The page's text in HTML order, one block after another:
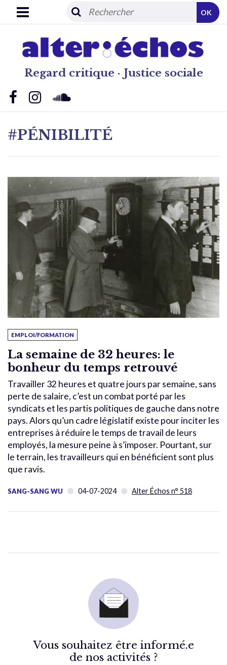
Regard critique · Justice sociale
OK
#PÉNIBILITÉ
EMPLOI/FORMATION
La semaine de 32 heures: le
bonheur du temps retrouvé
Travailler 32 heures et quatre jours par semaine, sans
perte de salaire, c’est un combat porté par les
syndicats et les partis politiques de gauche dans notre
pays. Alors qu’un cadre législatif existe pour inciter les
entreprises à réduire le temps de travail de leurs
employés, la mesure peine à s’imposer. Pourtant, sur
le terrain, les travailleurs qui en bénéficient sont plus
que ravis.
SANG-SANG WU 04-07-2024 Alter Échos n° 518
Vous souhaitez être informé.e
de nos activités ?